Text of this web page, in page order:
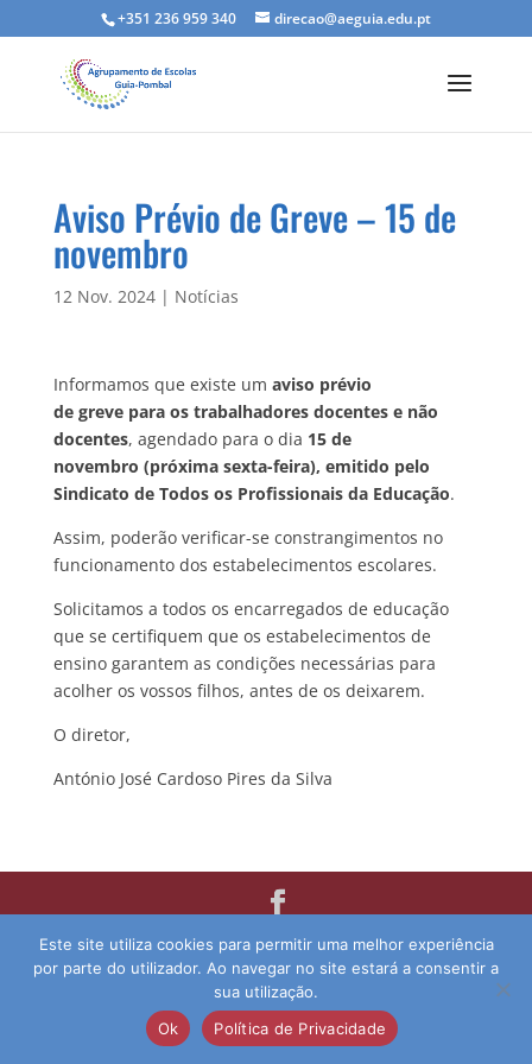
+351 236 959 340 direcao@aeguia.edu.pt
Aviso Prévio de Greve – 15 de
novembro
12 Nov. 2024| Notícias
Informamos que existe um aviso prévio
de greve para os trabalhadores docentes e não
docentes, agendado para o dia 15 de
novembro (próxima sexta-feira), emitido pelo
Sindicato de Todos os Profissionais da Educação.
Assim, poderão verificar-se constrangimentos no
funcionamento dos estabelecimentos escolares.
Solicitamos a todos os encarregados de educação
que se certifiquem que os estabelecimentos de
ensino garantem as condições necessárias para
acolher os vossos filhos, antes de os deixarem.
O diretor,
António José Cardoso Pires da Silva
© 2026 Agrupamento de Escolas da Guia | Direitos
Reservados | Desenvolvido por:pedroferraz.com
Este site utiliza cookies para permitir uma melhor experiência
por parte do utilizador. Ao navegar no site estará a consentir a
sua utilização.
Ok
Política de Privacidade